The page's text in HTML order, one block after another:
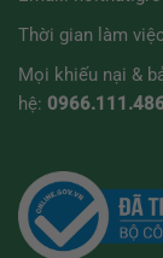
Thời gian làm
Mọi khiếu nại &
hệ: